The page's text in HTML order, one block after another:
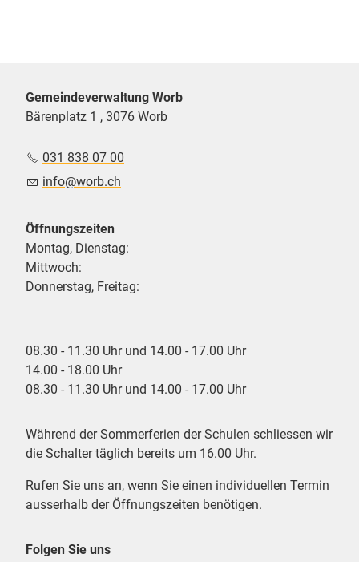
Gemeindeverwaltung Worb
Bärenplatz 1 , 3076 Worb
031 838 07 00
nf
w rb ch
Öffnungszeiten
Montag, Dienstag:
Mittwoch:
Donnerstag, Freitag:
08.30 - 11.30 Uhr und 14.00 - 17.00 Uhr
14.00 - 18.00 Uhr
08.30 - 11.30 Uhr und 14.00 - 17.00 Uhr
Während der Sommerferien der Schulen schliessen wir
die Schalter täglich bereits um 16.00 Uhr.
Rufen Sie uns an, wenn Sie einen individuellen Termin
ausserhalb der Öffnungszeiten benötigen.
Folgen Sie uns